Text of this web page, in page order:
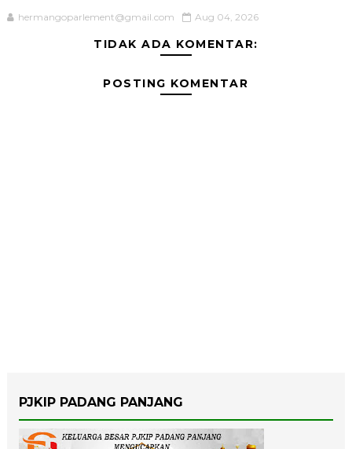
hermangoparlement@gmail.com Aug 04, 2026
TIDAK ADA KOMENTAR:
POSTING KOMENTAR
PJKIP PADANG PANJANG